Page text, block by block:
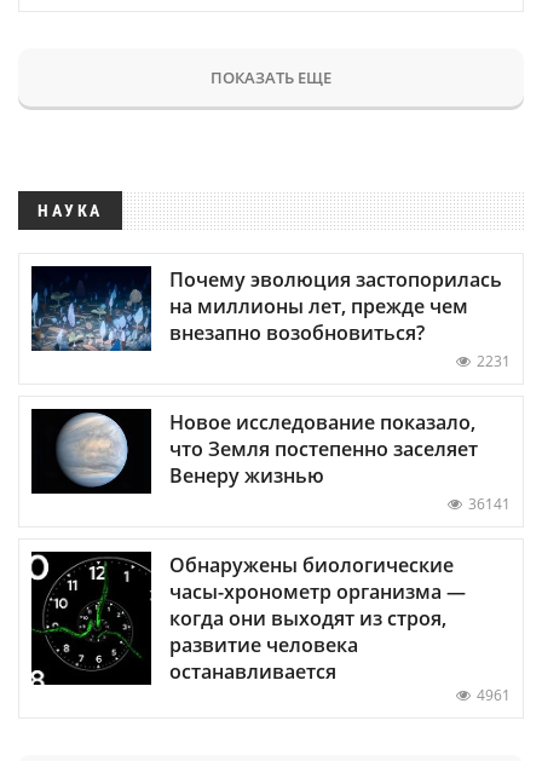
ПОКАЗАТЬ ЕЩЕ
НАУКА
Почему эволюция застопорилась
на миллионы лет, прежде чем
внезапно возобновиться?
2231
Новое исследование показало,
что Земля постепенно заселяет
Венеру жизнью
36141
Обнаружены биологические
часы-хронометр организма —
когда они выходят из строя,
развитие человека
останавливается
4961